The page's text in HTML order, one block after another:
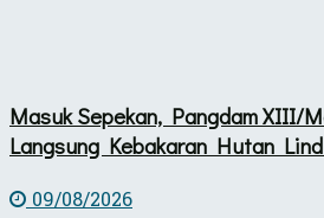
Masuk Sepekan, Pangdam XIII/
Langsung Kebakaran Hutan
09/08/2026